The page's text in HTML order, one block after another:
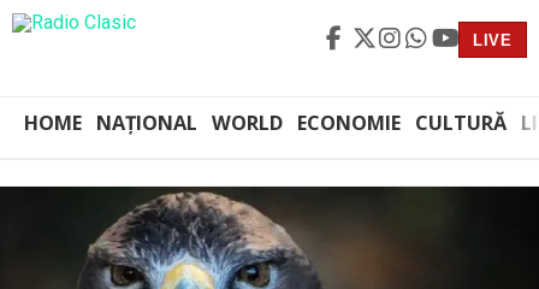
LIVE
HOME NAȚIONAL WORLD ECONOMIE CULTURĂ